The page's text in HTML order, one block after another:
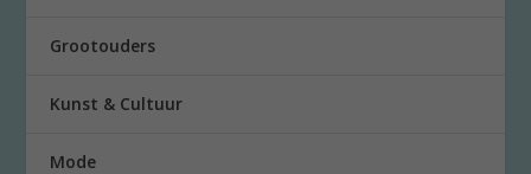
Grootouders
Kunst & Cultuur
Mode